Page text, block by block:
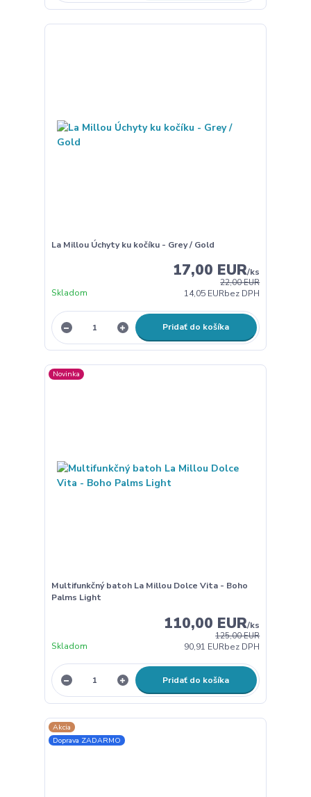
La Millou Úchyty ku kočíku - Grey / Gold
22,00 EUR
17,00 EUR/ks
14,05 EURbez DPH
Skladom
Pridať do košíka
Novinka
Multifunkčný batoh La Millou Dolce Vita - Boho
Palms Light
125,00 EUR
110,00 EUR/ks
90,91 EURbez DPH
Skladom
Pridať do košíka
Akcia
Doprava ZADARMO